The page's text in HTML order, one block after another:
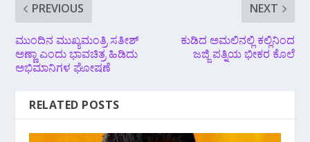
PREVIOUS
ಮುಂದಿನ ಮುಖ್ಯಮಂತ್ರಿ ಸತೀಶ್
ಅಣ್ಣಾ ಎಂದು ಭಾವಚಿತ್ರ ಹಿಡಿದು
ಅಭಿಮಾನಿಗಳ ಘೋಷಣೆ
NEXT
ಕುಡಿದ ಅಮಲಿನಲ್ಲಿ ಕಲ್ಲಿನಿಂದ
ಜಜ್ಜಿ ಪತ್ನಿಯ ಭೀಕರ ಕೊಲೆ
RELATED POSTS